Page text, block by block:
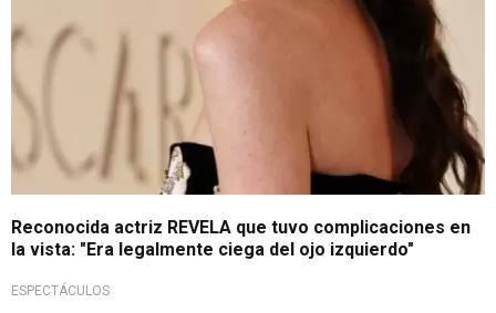
Reconocida actriz REVELA que tuvo complicaciones en
la vista: "Era legalmente ciega del ojo izquierdo"
ESPECTÁCULOS